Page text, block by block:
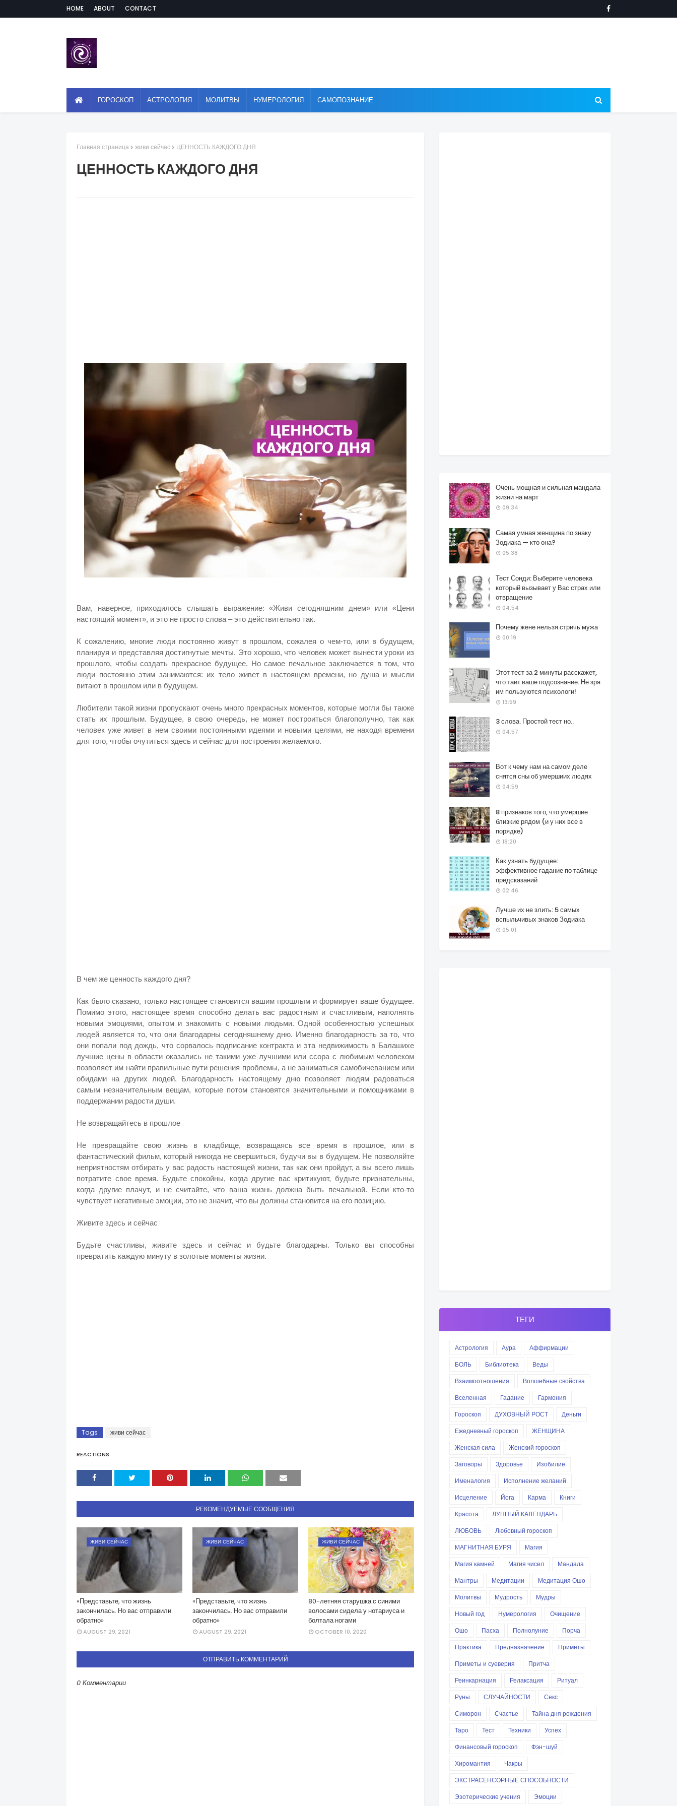
HOME ABOUT CONTACT
ГОРОСКОП АСТРОЛОГИЯ МОЛИТВЫ НУМЕРОЛОГИЯ САМОПОЗНАНИЕ
Главная страница живи сейчас ЦЕННОСТЬ КАЖДОГО ДНЯ
ЦЕННОСТЬ КАЖДОГО ДНЯ
Вам, наверное, приходилось слышать выражение: «Живи сегодняшним днем» или «Цени
настоящий момент», и это не просто слова – это действительно так.
К сожалению, многие люди постоянно живут в прошлом, сожалея о чем-то, или в будущем,
планируя и представляя достигнутые мечты. Это хорошо, что человек может вынести уроки из
прошлого, чтобы создать прекрасное будущее. Но самое печальное заключается в том, что
люди постоянно этим занимаются: их тело живет в настоящем времени, но душа и мысли
витают в прошлом или в будущем.
Любители такой жизни пропускают очень много прекрасных моментов, которые могли бы также
стать их прошлым. Будущее, в свою очередь, не может построиться благополучно, так как
человек уже живет в нем своими постоянными идеями и новыми целями, не находя времени
для того, чтобы очутиться здесь и сейчас для построения желаемого.
В чем же ценность каждого дня?
Как было сказано, только настоящее становится вашим прошлым и формирует ваше будущее.
Помимо этого, настоящее время способно делать вас радостным и счастливым, наполнять
новыми эмоциями, опытом и знакомить с новыми людьми. Одной особенностью успешных
людей является то, что они благодарны сегодняшнему дню. Именно благодарность за то, что
они попали под дождь, что сорвалось подписание контракта и эта недвижимость в Балашихе
лучшие цены в области оказались не такими уже лучшими или ссора с любимым человеком
позволяет им найти правильные пути решения проблемы, а не заниматься самобичеванием или
обидами на других людей. Благодарность настоящему дню позволяет людям радоваться
самым незначительным вещам, которые потом становятся значительными и помощниками в
поддержании радости души.
Не возвращайтесь в прошлое
Не превращайте свою жизнь в кладбище, возвращаясь все время в прошлое, или в
фантастический фильм, который никогда не свершиться, будучи вы в будущем. Не позволяйте
неприятностям отбирать у вас радость настоящей жизни, так как они пройдут, а вы всего лишь
потратите свое время. Будьте спокойны, когда другие вас критикуют, будьте признательны,
когда другие плачут, и не считайте, что ваша жизнь должна быть печальной. Если кто-то
чувствует негативные эмоции, это не значит, что вы должны становится на его позицию.
Живите здесь и сейчас
Будьте счастливы, живите здесь и сейчас и будьте благодарны. Только вы способны
превратить каждую минуту в золотые моменты жизни.
Tags живи сейчас
REACTIONS
РЕКОМЕНДУЕМЫЕ СООБЩЕНИЯ
ЖИВИ СЕЙЧАС
«Представьте, что жизнь
закончилась. Но вас отправили
обратно»
AUGUST 29, 2021
ЖИВИ СЕЙЧАС
«Представьте, что жизнь
закончилась. Но вас отправили
обратно»
AUGUST 29, 2021
ЖИВИ СЕЙЧАС
80-летняя старушка с синими
волосами сидела у нотариуса и
болтала ногами
OCTOBER 10, 2020
ОТПРАВИТЬ КОММЕНТАРИЙ
0 Комментарии
Очень мощная и сильная мандала
жизни на март
09:34
Самая умная женщина по знаку
Зодиака — кто она?
05:38
Тест Сонди: Выберите человека
который вызывает у Вас страх или
отвращение
04:54
Почему жене нельзя стричь мужа
00:19
Этот тест за 2 минуты расскажет,
что таит ваше подсознание. Не зря
им пользуются психологи!
13:59
3 слова. Простой тест но..
04:57
Вот к чему нам на самом деле
снятся сны об умершиих людях
04:59
8 признаков того, что умершие
близкие рядом (и у них все в
порядке)
16:20
Как узнать будущее:
эффективное гадание по таблице
предсказаний
02:46
Лучше их не злить: 5 самых
вспыльчивых знаков Зодиака
05:01
ТЕГИ
Астрология Аура
Аффирмации
БОЛЬ
Библиотека
Веды
Взаимоотношения
Волшебные свойства
Вселенная
Гадание
Гармония
Гороскоп
ДУХОВНЫЙ РОСТ
Деньги
Ежедневный гороскоп
ЖЕНЩИНА
Женская сила
Женский гороскоп
Заговоры
Здоровье
Изобилие
Именалогия
Исполнение желаний
Исцеление
Йога Карма
Книги
Красота
ЛУННЫЙ КАЛЕНДАРЬ
ЛЮБОВЬ
Любовный гороскоп
МАГНИТНАЯ БУРЯ
Магия
Магия камней
Магия чисел
Мандала
Мантры
Медитации
Медитация Ошо
Молитвы
Мудрость
Мудры
Новый год
Нумерология
Очищение
Ошо
Пасха Полнолуние
Порча
Практика
Предназначение
Приметы
Приметы и суеверия
Притча
Реинкарнация
Релаксация
Ритуал
Руны
СЛУЧАЙНОСТИ
Секс
Симорон
Счастье
Тайна дня рождения
Таро
Тест Техники
Успех
Финансовый гороскоп
Фэн-шуй
Хиромантия
Чакры
ЭКСТРАСЕНСОРНЫЕ СПОСОБНОСТИ
Эзотерические учения
Эмоции